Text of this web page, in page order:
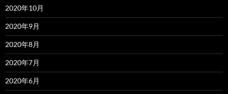
2020年10月
2020年9月
2020年8月
2020年7月
2020年6月